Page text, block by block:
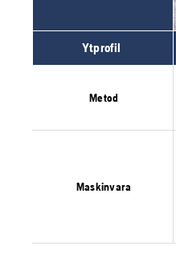
Ytprofil
Metod
Maskinvara